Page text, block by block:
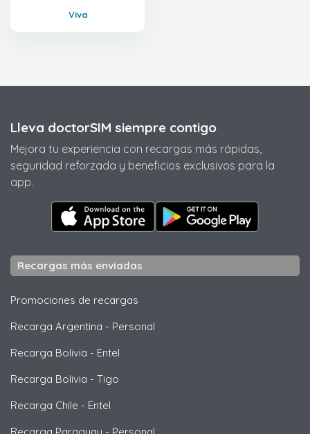
Viva
Lleva doctorSIM siempre contigo
Mejora tu experiencia con recargas más rápidas,
seguridad reforzada y beneficios exclusivos para la
app.
Recargas más enviadas
Promociones de recargas
Recarga Argentina - Personal
Recarga Bolivia - Entel
Recarga Bolivia - Tigo
Recarga Chile - Entel